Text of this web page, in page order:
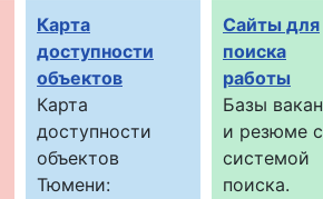
Карта
доступности
объектов
Карта
доступности
объектов
Тюмени:
Сайты для
поиска
работы
Базы
и резюме с
системой
поиска.